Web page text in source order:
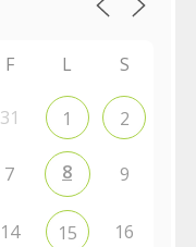
F L S
31 1 2
7 8 9
14 15 16